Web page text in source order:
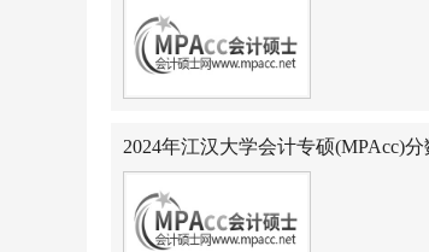
2024年江汉大学会计专硕(MPAcc)分